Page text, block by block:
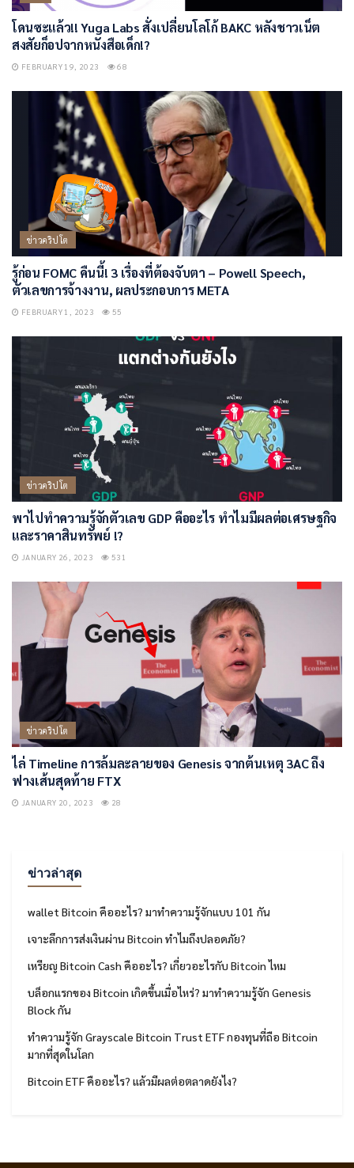
โดนซะแล้ว!! Yuga Labs สั่งเปลี่ยนโลโก้ BAKC หลังชาวเน็ต
สงสัยก็อปจากหนังสือเด็ก!?
FEBRUARY 19, 2023 68
ข่าวคริปโต
รู้ก่อน FOMC คืนนี้! 3 เรื่องที่ต้องจับตา – Powell Speech,
ตัวเลขการจ้างงาน, ผลประกอบการ META
FEBRUARY 1, 2023 55
ข่าวคริปโต
พาไปทำความรู้จักตัวเลข GDP คืออะไร ทำไมมีผลต่อเศรษฐกิจ
และราคาสินทรัพย์ !?
JANUARY 26, 2023 531
ข่าวคริปโต
ไล่ Timeline การล้มละลายของ Genesis จากต้นเหตุ 3AC ถึง
ฟางเส้นสุดท้าย FTX
JANUARY 20, 2023 28
ข่าวล่าสุด
wallet Bitcoin คืออะไร? มาทำความรู้จักแบบ 101 กัน
เจาะลึกการส่งเงินผ่าน Bitcoin ทำไมถึงปลอดภัย?
เหรียญ Bitcoin Cash คืออะไร? เกี่ยวอะไรกับ Bitcoin ไหม
บล็อกแรกของ Bitcoin เกิดขึ้นเมื่อไหร่? มาทำความรู้จัก Genesis
Block กัน
ทำความรู้จัก Grayscale Bitcoin Trust ETF กองทุนที่ถือ Bitcoin
มากที่สุดในโลก
Bitcoin ETF คืออะไร? แล้วมีผลต่อตลาดยังไง?